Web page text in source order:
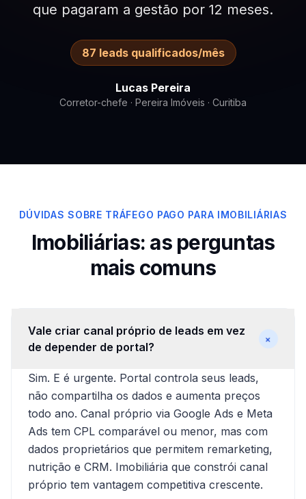
que pagaram a gestão por 12 meses.
87 leads qualificados/mês
Lucas Pereira
Corretor-chefe · Pereira Imóveis · Curitiba
DÚVIDAS SOBRE TRÁFEGO PAGO PARA IMOBILIÁRIAS
Imobiliárias: as perguntas
mais comuns
Vale criar canal próprio de leads em vez
de depender de portal?
+
Sim. E é urgente. Portal controla seus leads,
não compartilha os dados e aumenta preços
todo ano. Canal próprio via Google Ads e Meta
Ads tem CPL comparável ou menor, mas com
dados proprietários que permitem remarketing,
nutrição e CRM. Imobiliária que constrói canal
próprio tem vantagem competitiva crescente.